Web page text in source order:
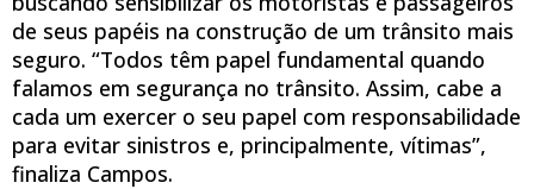
de seus papéis na construção de um trânsito mais
seguro. “Todos têm papel fundamental quando
falamos em segurança no trânsito. Assim, cabe a
cada um exercer o seu papel com responsabilidade
para evitar sinistros e, principalmente, vítimas”,
finaliza Campos.